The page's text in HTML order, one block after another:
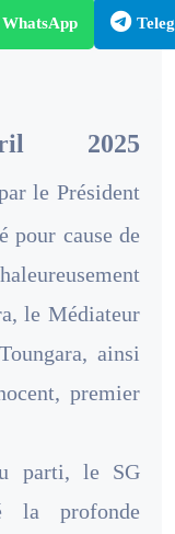
WhatsApp
2025
le Président
pour cause de
le Médiateur
ainsi
premier
parti, le SG
la profonde